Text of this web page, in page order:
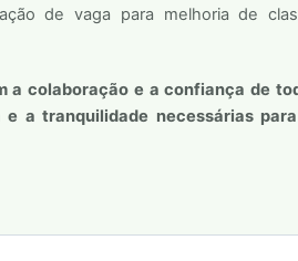
de vaga para melhoria de
a colaboração e a confiança de
a tranquilidade necessárias